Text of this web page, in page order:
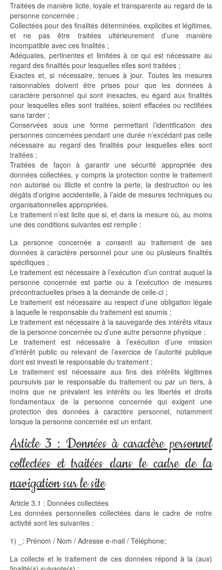
Traitées de manière licite, loyale et transparente au regard de la
personne concernée ;
Collectées pour des finalités déterminées, explicites et légitimes,
et ne pas être traitées ultérieurement d’une manière
incompatible avec ces finalités ;
Adéquates, pertinentes et limitées à ce qui est nécessaire au
regard des finalités pour lesquelles elles sont traitées ;
Exactes et, si nécessaire, tenues à jour. Toutes les mesures
raisonnables doivent être prises pour que les données à
caractère personnel qui sont inexactes, eu égard aux finalités
pour lesquelles elles sont traitées, soient effacées ou rectifiées
sans tarder ;
Conservées sous une forme permettant l’identification des
personnes concernées pendant une durée n’excédant pas celle
nécessaire au regard des finalités pour lesquelles elles sont
traitées ;
Traitées de façon à garantir une sécurité appropriée des
données collectées, y compris la protection contre le traitement
non autorisé ou illicite et contre la perte, la destruction ou les
dégâts d’origine accidentelle, à l’aide de mesures techniques ou
organisationnelles appropriées.
Le traitement n’est licite que si, et dans la mesure où, au moins
une des conditions suivantes est remplie :
La personne concernée a consenti au traitement de ses
données à caractère personnel pour une ou plusieurs finalités
spécifiques ;
Le traitement est nécessaire à l’exécution d’un contrat auquel la
personne concernée est partie ou à l’exécution de mesures
précontractuelles prises à la demande de celle-ci ;
Le traitement est nécessaire au respect d’une obligation légale
à laquelle le responsable du traitement est soumis ;
Le traitement est nécessaire à la sauvegarde des intérêts vitaux
de la personne concernée ou d’une autre personne physique ;
Le traitement est nécessaire à l’exécution d’une mission
d’intérêt public ou relevant de l’exercice de l’autorité publique
dont est investi le responsable du traitement ;
Le traitement est nécessaire aux fins des intérêts légitimes
poursuivis par le responsable du traitement ou par un tiers, à
moins que ne prévalent les intérêts ou les libertés et droits
fondamentaux de la personne concernée qui exigent une
protection des données à caractère personnel, notamment
lorsque la personne concernée est un enfant.
Article 3 : Données à caractère personnel
collectées et traitées dans le cadre de la
navigation sur le site
Article 3.1 : Données collectées
Les données personnelles collectées dans le cadre de notre
activité sont les suivantes :
1) _: Prénom / Nom / Adresse e-mail / Téléphone;
La collecte et le traitement de ces données répond à la (aux)